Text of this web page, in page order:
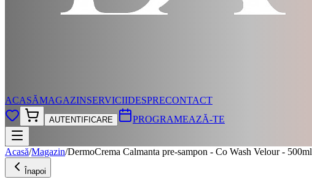
ACASĂMAGAZINSERVICIIDESPRECONTACT
AUTENTIFICARE PROGRAMEAZĂ-TE
Acasă/Magazin/DermoCrema Calmanta pre-sampon - Co Wash Velour - 500ml
Înapoi